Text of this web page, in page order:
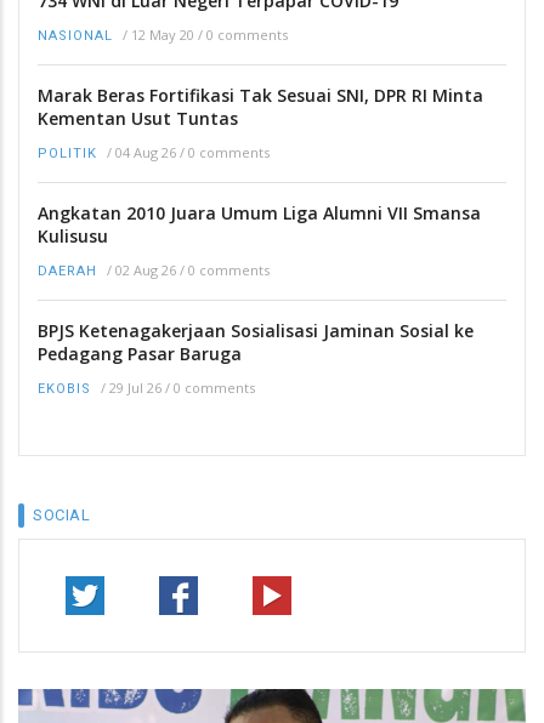
NASIONAL / 12 May 20 / 0 comments
Marak Beras Fortifikasi Tak Sesuai SNI, DPR RI Minta
Kementan Usut Tuntas
POLITIK / 04 Aug 26 / 0 comments
Angkatan 2010 Juara Umum Liga Alumni VII Smansa
Kulisusu
DAERAH / 02 Aug 26 / 0 comments
BPJS Ketenagakerjaan Sosialisasi Jaminan Sosial ke
Pedagang Pasar Baruga
EKOBIS / 29 Jul 26 / 0 comments
SOCIAL